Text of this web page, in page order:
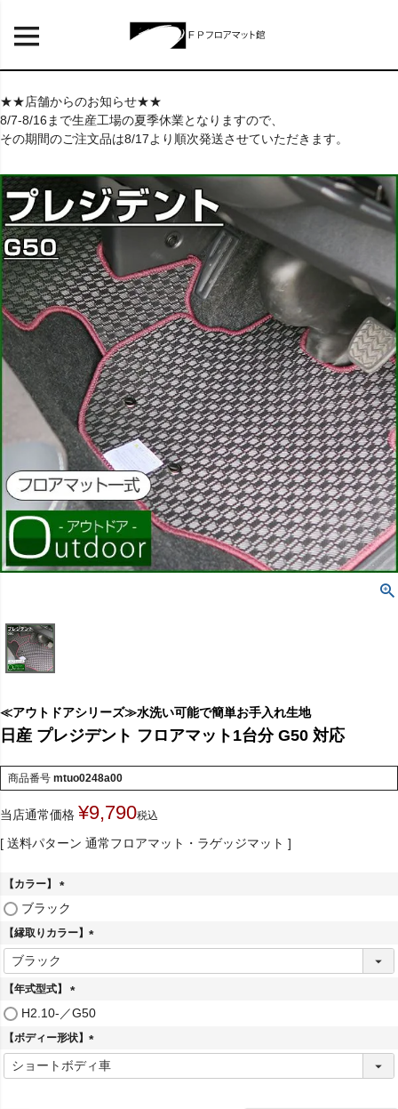
★★店舗からのお知らせ★★
8/7-8/16まで生産工場の夏季休業となりますので、
その期間のご注文品は8/17より順次発送させていただきます。
≪アウトドアシリーズ≫水洗い可能で簡単お手入れ生地
日産 プレジデント フロアマット1台分 G50 対応
商品番号 mtuo0248a00
当店通常価格 ¥9,790税込
送料パターン 通常フロアマット・ラゲッジマット
【カラー】
(
須
)
ブラック
【縁取りカラー】
(
【年式型式】
(
須
)
H2.10-／G50
【ボディー形状】
(
必